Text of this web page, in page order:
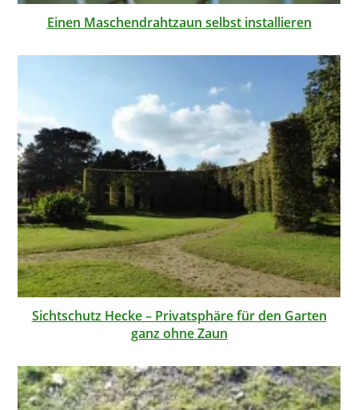
Einen Maschendrahtzaun selbst installieren
Sichtschutz Hecke – Privatsphäre für den Garten
ganz ohne Zaun